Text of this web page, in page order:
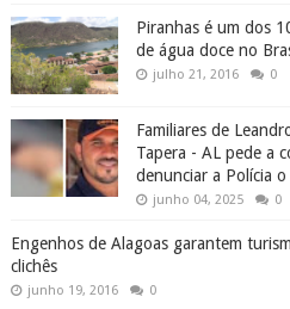
Piranhas é um dos
de água doce no
julho 21, 2016 0
Familiares de
Tapera - AL pede a
denunciar a Polícia
junho 04, 2025 0
Engenhos de Alagoas garantem
clichês
junho 19, 2016 0